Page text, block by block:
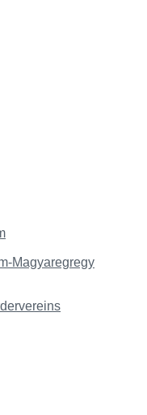
Magyaregregy